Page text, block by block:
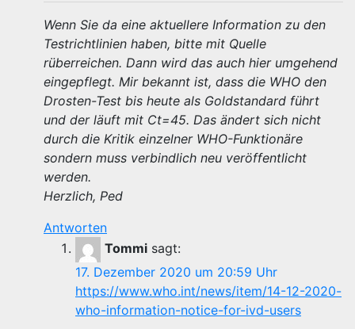
Wenn Sie da eine aktuellere Information zu den
Testrichtlinien haben, bitte mit Quelle
rüberreichen. Dann wird das auch hier umgehend
eingepflegt. Mir bekannt ist, dass die WHO den
Drosten-Test bis heute als Goldstandard führt
und der läuft mit Ct=45. Das ändert sich nicht
durch die Kritik einzelner WHO-Funktionäre
sondern muss verbindlich neu veröffentlicht
werden.
Herzlich, Ped
Antworten
Tommi sagt:
17. Dezember 2020 um 20:59 Uhr
https://www.who.int/news/item/14-12-2020-
who-information-notice-for-ivd-users